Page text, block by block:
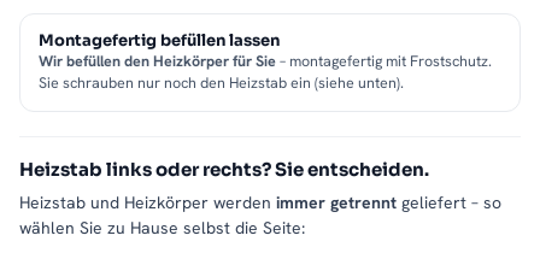
Montagefertig befüllen lassen
Wir befüllen den Heizkörper für Sie– montagefertig mit Frostschutz.
Sie schrauben nur noch den Heizstab ein (siehe unten).
Heizstab links oder rechts? Sie entscheiden.
Heizstab und Heizkörper werden immer getrennt geliefert – so
wählen Sie zu Hause selbst die Seite: